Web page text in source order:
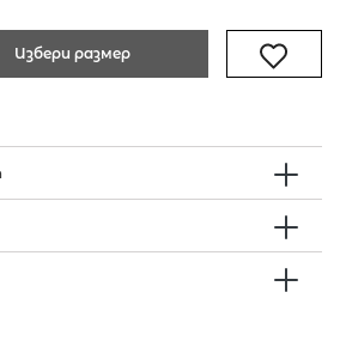
Избери размер